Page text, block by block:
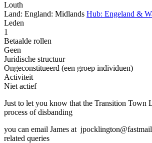
Louth
Land: England: Midlands Hub: Engeland &
Leden
1
Betaalde rollen
Geen
Juridische structuur
Ongeconstitueerd (een groep individuen)
Activiteit
Niet actief
Just to let you know that the Transition Town
process of disbanding
you can email James at
related queries